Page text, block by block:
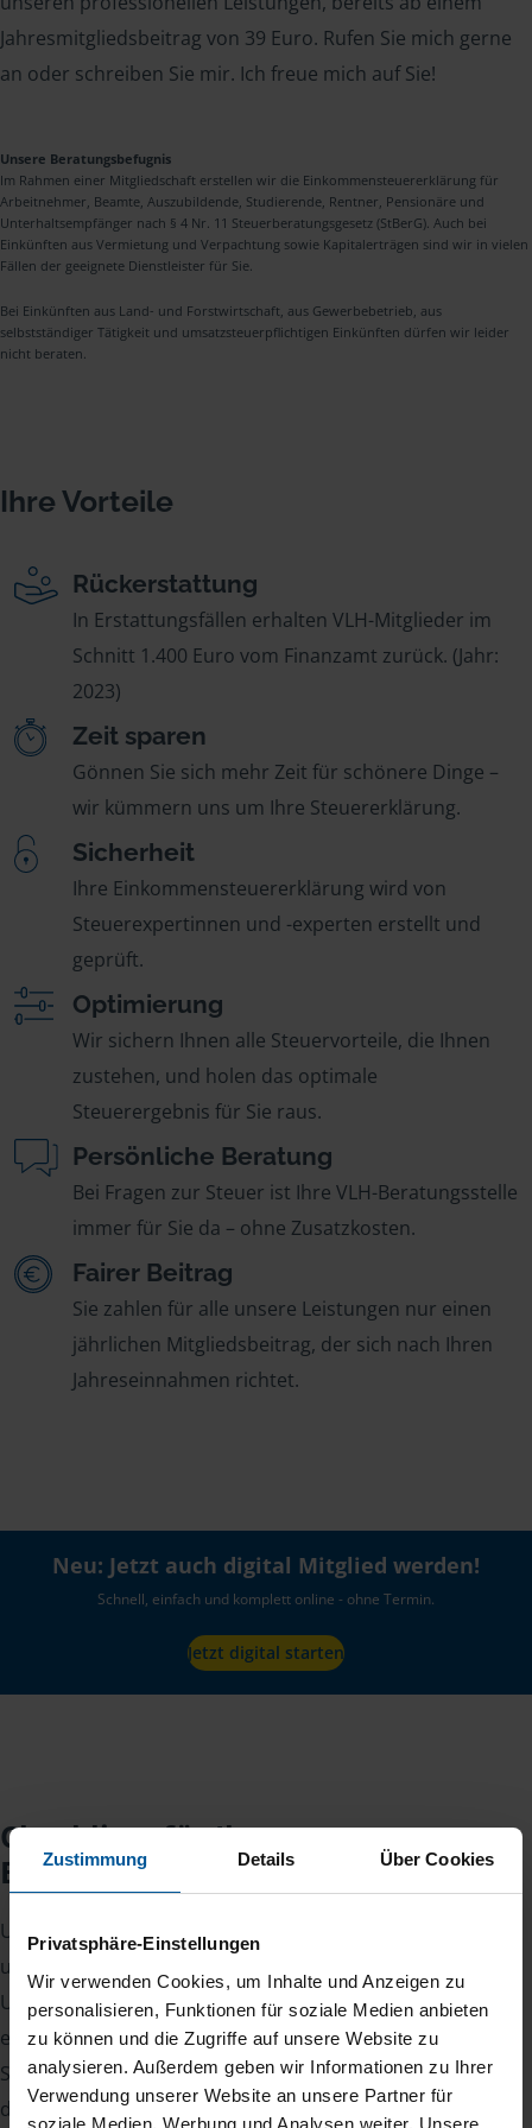
Zustimmung Details Über Cookies
Privatsphäre-Einstellungen
Wir verwenden Cookies, um Inhalte und Anzeigen zu
personalisieren, Funktionen für soziale Medien anbieten
zu können und die Zugriffe auf unsere Website zu
analysieren. Außerdem geben wir Informationen zu Ihrer
Verwendung unserer Website an unsere Partner für
soziale Medien, Werbung und Analysen weiter. Unsere
Jahresmitgliedsbeitrag von 39 Euro. Rufen Sie mich gerne
an oder schreiben Sie mir. Ich freue mich auf Sie!
Unsere Beratungsbefugnis
Im Rahmen einer Mitgliedschaft erstellen wir die Einkommensteuererklärung für
Arbeitnehmer, Beamte, Auszubildende, Studierende, Rentner, Pensionäre und
Unterhaltsempfänger nach § 4 Nr. 11 Steuerberatungsgesetz (StBerG). Auch bei
Einkünften aus Vermietung und Verpachtung sowie Kapitalerträgen sind wir in vielen
Fällen der geeignete Dienstleister für Sie.
Bei Einkünften aus Land- und Forstwirtschaft, aus Gewerbebetrieb, aus
selbstständiger Tätigkeit und umsatzsteuerpflichtigen Einkünften dürfen wir leider
nicht beraten.
Ihre Vorteile
Rückerstattung
In Erstattungsfällen erhalten VLH-Mitglieder im
Schnitt 1.400 Euro vom Finanzamt zurück. (Jahr:
2023)
Zeit sparen
Gönnen Sie sich mehr Zeit für schönere Dinge –
wir kümmern uns um Ihre Steuererklärung.
Sicherheit
Ihre Einkommensteuererklärung wird von
Steuerexpertinnen und -experten erstellt und
geprüft.
Optimierung
Wir sichern Ihnen alle Steuervorteile, die Ihnen
zustehen, und holen das optimale
Steuerergebnis für Sie raus.
Persönliche Beratung
Bei Fragen zur Steuer ist Ihre VLH-Beratungsstelle
immer für Sie da – ohne Zusatzkosten.
Fairer Beitrag
Sie zahlen für alle unsere Leistungen nur einen
jährlichen Mitgliedsbeitrag, der sich nach Ihren
Jahreseinnahmen richtet.
Neu: Jetzt auch digital Mitglied werden!
Schnell, einfach und komplett online - ohne Termin.
Jetzt digital starten
Checkliste für Ihr
Beratungsgespräch
Um Ihre Steuererklärung erstellen zu können, benötigen
unsere Beraterinnen und Berater eine Reihe von
Unterlagen von Ihnen. Dazu gehört beispielsweise die
elektronische Lohnsteuerbescheinigung, Ihre
Steueridentifikationsnummer, der Rentenbescheid oder
die Bescheinigung über das Kindergeld.